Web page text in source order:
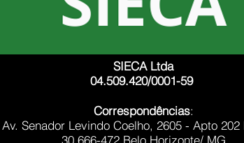
SIECA Ltda
04.509.420/0001-59
Correspondências:
Av. Senador Levindo Coelho, 2605 - Apto 202
30.666-472 Belo Horizonte/ MG